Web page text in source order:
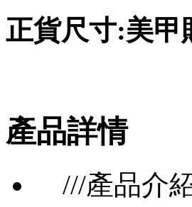
正貨尺寸:美甲
產品詳情
///產品介